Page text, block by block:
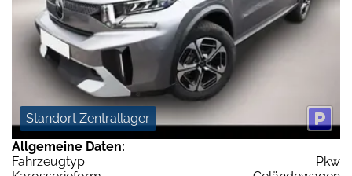
Standort Zentrallager
Allgemeine Daten:
Fahrzeugtyp
Pkw